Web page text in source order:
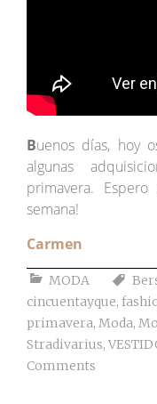
Buenos días, hoy
algunas
primavera.
semana!
Carmen
MODA
cincuentayque,
primavera, Moda,
Stradivarius,
Comments